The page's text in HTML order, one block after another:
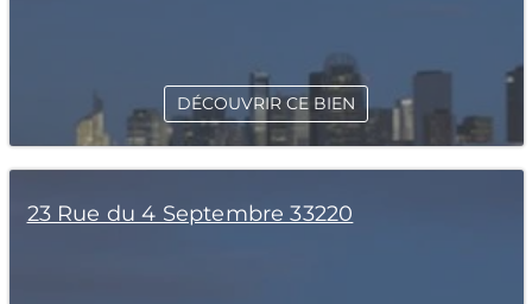
DÉCOUVRIR CE BIEN
23 Rue du 4 Septembre 33220